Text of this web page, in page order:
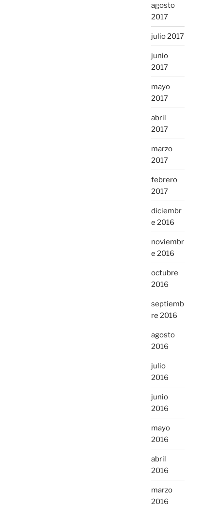
agosto
2017
julio 2017
junio
2017
mayo
2017
abril
2017
marzo
2017
febrero
2017
diciembr
e 2016
noviembr
e 2016
octubre
2016
septiemb
re 2016
agosto
2016
julio
2016
junio
2016
mayo
2016
abril
2016
marzo
2016